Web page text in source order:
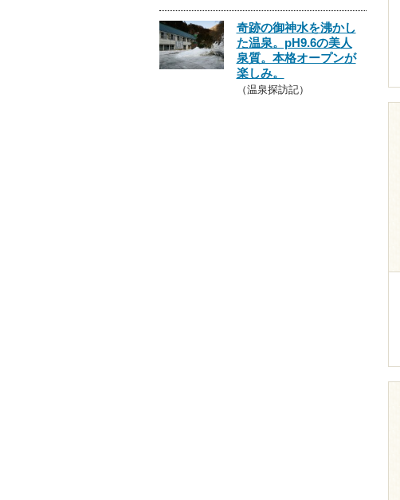
奇跡の御神水を沸かし
た温泉。pH9.6の美人
泉質。本格オープンが
楽しみ。
（温泉探訪記）